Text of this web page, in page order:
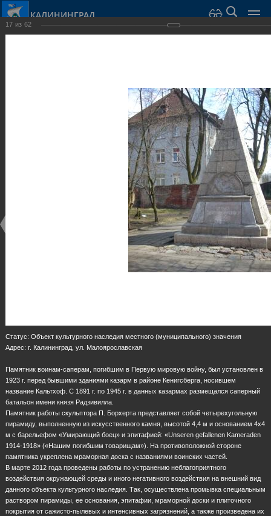
КАЛИНИНГРАД
Скульптуры и мемориалы
17 из 62
Статус: Объект культурного наследия местного (муниципального) значения
Адрес: г. Калининград, ул. Малоярославская
Памятник воинам-саперам, погибшим в Первую мировую войну, был установлен в
1923 г. перед бывшими зданиями казарм в районе Кенигсберга, носившем
название Кальтхоф. С 1891 г. по 1945 г. в данных казармах размещался саперный
батальон имени князя Радзивилла.
Памятник работы скульптора П. Борхерта представляет собой четырехугольную
пирамиду, выполненную из искусственного камня, высотой 4,4 м и основанием 4х4
м с барельефом «Умирающий боец» и эпитафией: «Unseren gefallenen Kameraden
1914-1918» («Нашим погибшим товарищам»). На противоположной стороне
памятника укреплена мраморная доска с названиями воинских частей.
В марте 2012 года проведены работы по устранению неблагоприятного
воздействия окружающей среды и иного негативного воздействия на внешний вид
данного объекта культурного наследия. Так, осуществлена промывка специальным
раствором пирамиды, ее основания, эпитафии, мраморной доски и плиточного
покрытия от сажисто-пылевых и интенсивных загрязнений, а также произведена их